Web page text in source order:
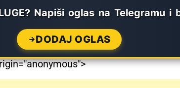
Napiši oglas na Telegramu
DODAJ OGLAS